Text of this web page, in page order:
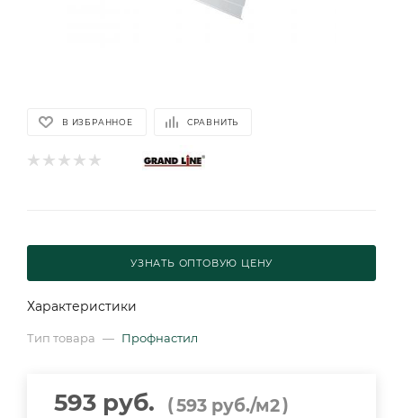
В ИЗБРАННОЕ СРАВНИТЬ
УЗНАТЬ ОПТОВУЮ ЦЕНУ
Характеристики
Тип товара — Профнастил
593 руб. (593 руб./м2)